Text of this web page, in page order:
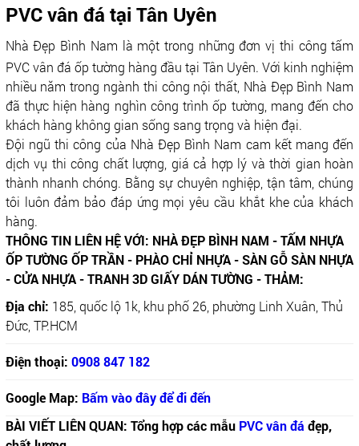
PVC vân đá tại Tân Uyên
Nhà Đẹp Bình Nam là một trong những đơn vị thi công tấm
PVC vân đá ốp tường hàng đầu tại Tân Uyên. Với kinh nghiệm
nhiều năm trong ngành thi công nội thất, Nhà Đẹp Bình Nam
đã thực hiện hàng nghìn công trình ốp tường, mang đến cho
khách hàng không gian sống sang trọng và hiện đại.
Đội ngũ thi công của Nhà Đẹp Bình Nam cam kết mang đến
dịch vụ thi công chất lượng, giá cả hợp lý và thời gian hoàn
thành nhanh chóng. Bằng sự chuyên nghiệp, tận tâm, chúng
tôi luôn đảm bảo đáp ứng mọi yêu cầu khắt khe của khách
hàng.
THÔNG TIN LIÊN HỆ VỚI: NHÀ ĐẸP BÌNH NAM - TẤM NHỰA
ỐP TƯỜNG ỐP TRẦN - PHÀO CHỈ NHỰA - SÀN GỖ SÀN NHỰA
- CỬA NHỰA - TRANH 3D GIẤY DÁN TƯỜNG - THẢM:
Địa chỉ: 185, quốc lộ 1k, khu phố 26, phường Linh Xuân, Thủ
Đức, TP.HCM
Điện thoại: 0908 847 182
Google Map: Bấm vào đây để đi đến
BÀI VIẾT LIÊN QUAN: Tổng hợp các mẫu PVC vân đá đẹp,